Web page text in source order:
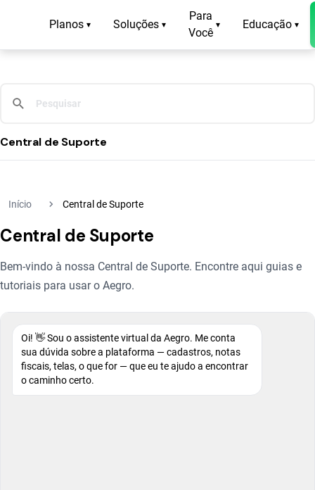
Planos ▾ Soluções ▾
Para
Você
▾ Educação ▾
Central de Suporte
Início navigate_next Central de Suporte
Central de Suporte
Bem-vindo à nossa Central de Suporte. Encontre aqui guias e
tutoriais para usar o Aegro.
Oi! 👋 Sou o assistente virtual da Aegro. Me conta
sua dúvida sobre a plataforma — cadastros, notas
fiscais, telas, o que for — que eu te ajudo a encontrar
o caminho certo.